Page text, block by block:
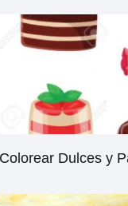
Dulces y